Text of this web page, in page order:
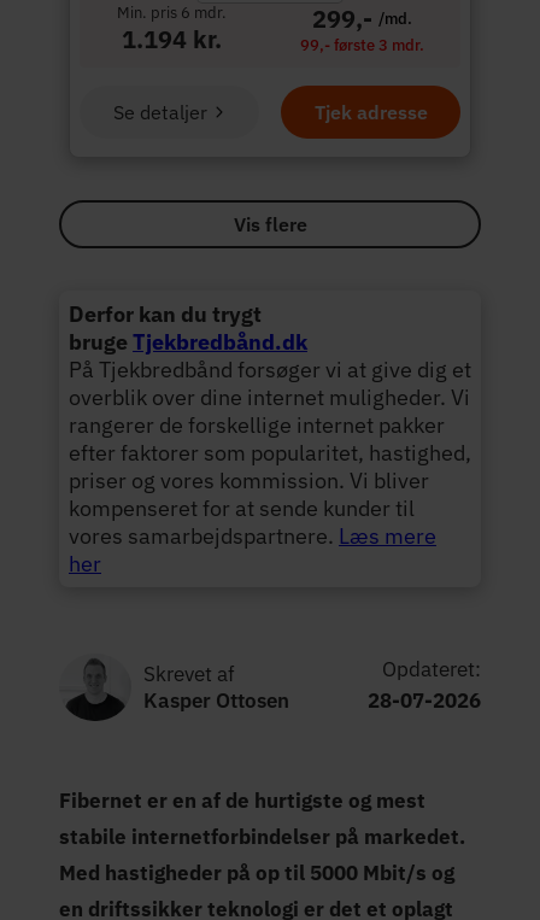
Min. pris 6 mdr.
1.194 kr.
299,- /md.
99,- første 3 mdr.
Tjek adresse
Se detaljer
Vis flere
Derfor kan du trygt
brugeTjekbredbånd.dk
På Tjekbredbånd forsøger vi at give dig et
overblik over dine internet muligheder. Vi
rangerer de forskellige internet pakker
efter faktorer som popularitet, hastighed,
priser og vores kommission. Vi bliver
kompenseret for at sende kunder til
vores samarbejdspartnere. Læs mere
her
Skrevet af
Kasper Ottosen
Opdateret:
28-07-2026
Fibernet er en af de hurtigste og mest
stabile internetforbindelser på markedet.
Med hastigheder på op til 5000 Mbit/s og
en driftssikker teknologi er det et oplagt